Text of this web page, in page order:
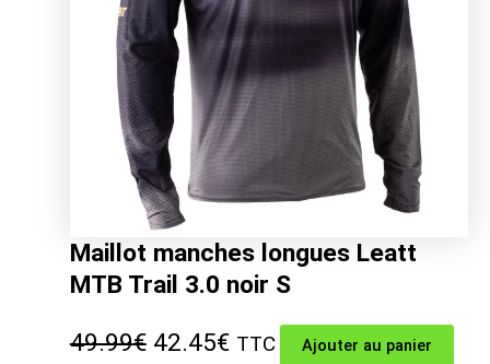
Maillot manches longues Leatt
MTB Trail 3.0 noir S
49.99€ Le
42.45€Le
TTC Ajouter au panier